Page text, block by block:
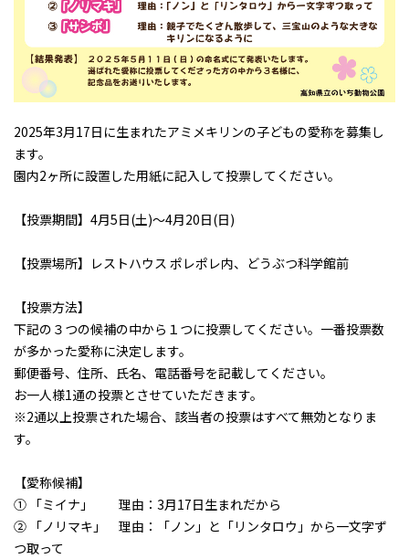
2025年3月17日に生まれたアミメキリンの子どもの愛称を募集し
ます。
園内2ヶ所に設置した用紙に記入して投票してください。
【投票期間】4月5日(土)～4月20日(日)
【投票場所】レストハウス ポレポレ内、どうぶつ科学館前
【投票方法】
下記の３つの候補の中から１つに投票してください。一番投票数
が多かった愛称に決定します。
郵便番号、住所、氏名、電話番号を記載してください。
お一人様1通の投票とさせていただきます。
※2通以上投票された場合、該当者の投票はすべて無効となりま
す。
【愛称候補】
① 「ミイナ」 理由：3月17日生まれだから
② 「ノリマキ」 理由：「ノン」と「リンタロウ」から一文字ず
つ取って